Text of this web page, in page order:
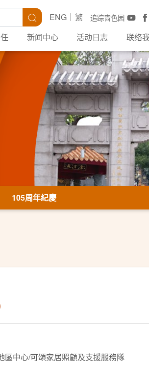
搜寻 追踪啬色园
ENG
繁
新闻中心 活动日志 联络
105周年紀慶
區中心/可頌家居照顧及支援服務隊